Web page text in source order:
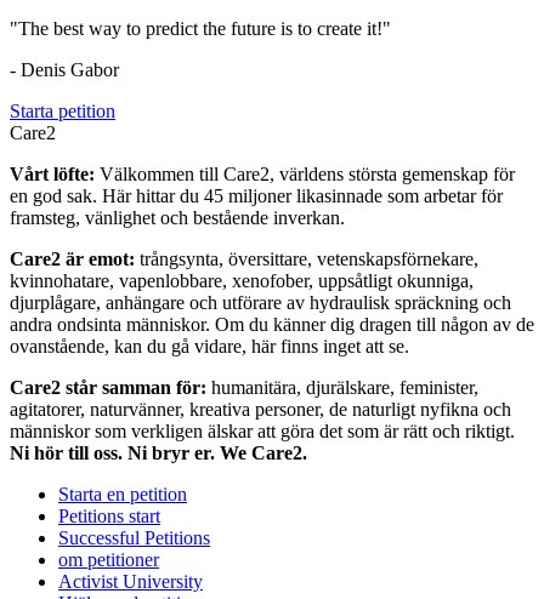
"The best way to predict the future is to create it!"
- Denis Gabor
Starta petition
Care2
Vårt löfte: Välkommen till Care2, världens största gemenskap för
en god sak. Här hittar du 45 miljoner likasinnade som arbetar för
framsteg, vänlighet och bestående inverkan.
Care2 är emot: trångsynta, översittare, vetenskapsförnekare,
kvinnohatare, vapenlobbare, xenofober, uppsåtligt okunniga,
djurplågare, anhängare och utförare av hydraulisk spräckning och
andra ondsinta människor. Om du känner dig dragen till någon av de
ovanstående, kan du gå vidare, här finns inget att se.
Care2 står samman för: humanitära, djurälskare, feminister,
agitatorer, naturvänner, kreativa personer, de naturligt nyfikna och
människor som verkligen älskar att göra det som är rätt och riktigt.
Ni hör till oss. Ni bryr er. We Care2.
Starta en petition
Petitions start
Successful Petitions
om petitioner
Activist University